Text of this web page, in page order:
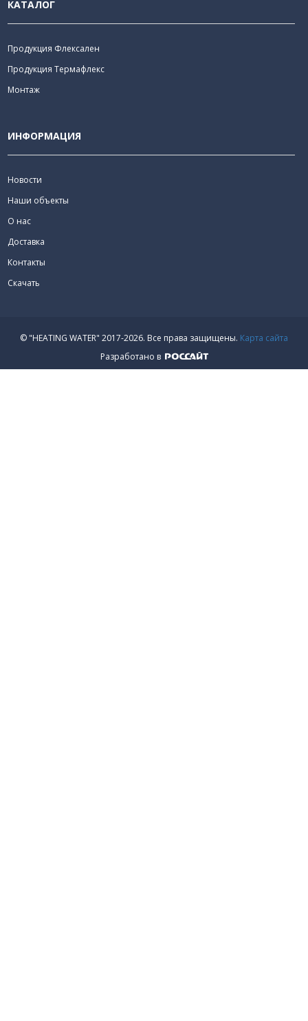
КАТАЛОГ
Продукция Флексален
Продукция Термафлекс
Монтаж
ИНФОРМАЦИЯ
Новости
Наши объекты
О нас
Доставка
Контакты
Скачать
© "HEATING WATER" 2017-2026. Все права защищены. Карта сайта
Разработано в